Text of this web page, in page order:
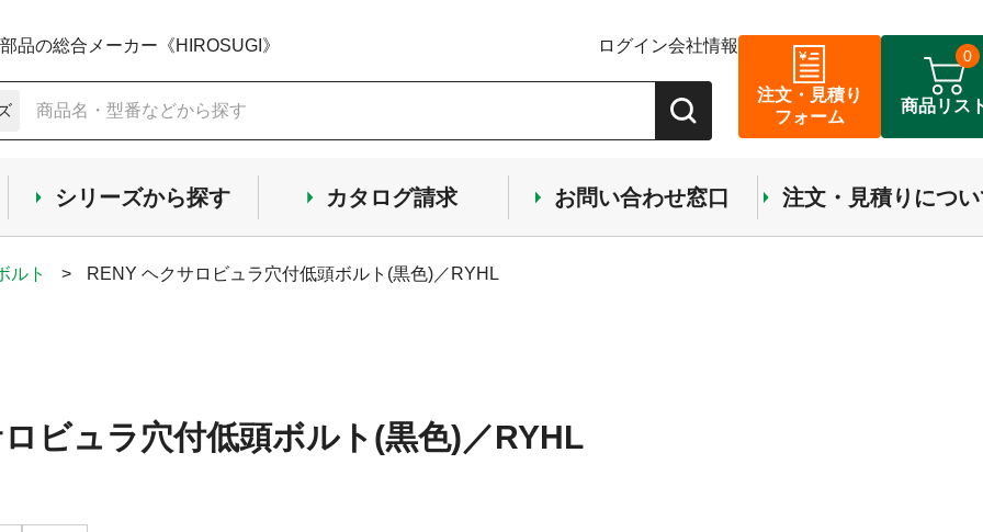
品の総合メーカー《HIROSUGI》 ログイン会社情報
注文・見積り
フォーム
商品リス
0
シリーズから探す カタログ請求 お問い合わせ窓口 注文・見積りにつ
ルト > RENY ヘクサロビュラ穴付低頭ボルト(黒色)／RYHL
ビュラ穴付低頭ボルト(黒色)／RYHL